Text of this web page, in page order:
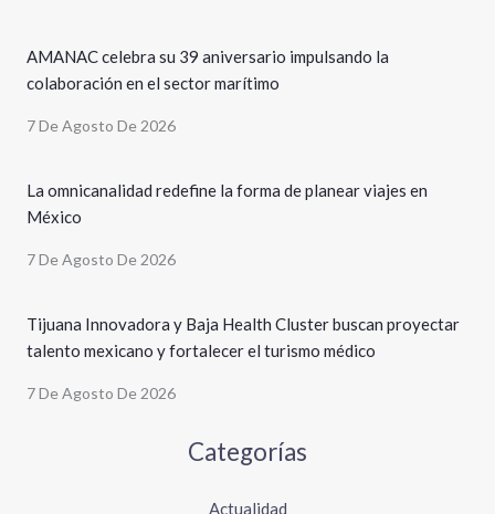
AMANAC celebra su 39 aniversario impulsando la
colaboración en el sector marítimo
7 De Agosto De 2026
La omnicanalidad redefine la forma de planear viajes en
México
7 De Agosto De 2026
Tijuana Innovadora y Baja Health Cluster buscan proyectar
talento mexicano y fortalecer el turismo médico
7 De Agosto De 2026
Categorías
Actualidad